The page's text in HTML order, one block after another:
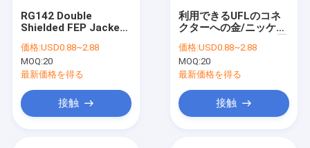
RG142 Double
Shielded FEP Jacket
With N Male To N
Female Connector
価格:USD0.88~2.88
MOQ:20
最新価格を得る
接触
利用できるUFLのコネ
クターへの金/ニッケル
軸ケーブルFME
価格:USD0.88~2.88
MOQ:20
最新価格を得る
接触